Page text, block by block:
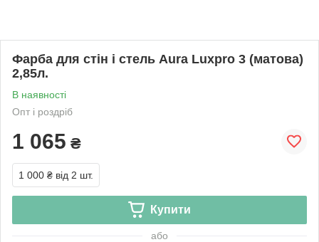
Фарба для стін і стель Aura Luxpro 3 (матова)
2,85л.
В наявності
Опт і роздріб
1 065 ₴
1 000 ₴ від 2 шт.
Купити
або